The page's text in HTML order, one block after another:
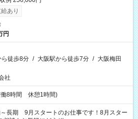
あり
円
ら徒歩8分 / 大阪駅から徒歩7分 / 大阪梅田
社
働8時間 休憩1時間)
長期 9月スタートのお仕事です！8月スター